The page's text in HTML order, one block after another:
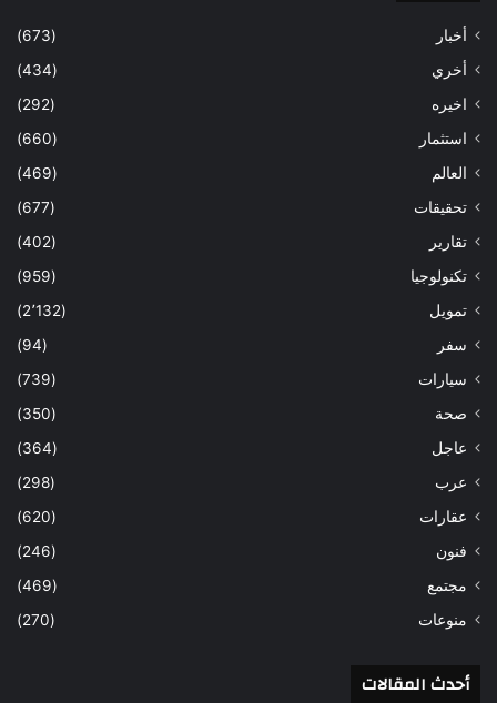
أخبار
(673)
أخري
(434)
اخيره
(292)
استثمار
(660)
العالم
(469)
تحقيقات
(677)
تقارير
(402)
تكنولوجيا
(959)
تمويل
(2٬132)
سفر
(94)
سيارات
(739)
صحة
(350)
عاجل
(364)
عرب
(298)
عقارات
(620)
فنون
(246)
مجتمع
(469)
منوعات
(270)
أحدث المقالات